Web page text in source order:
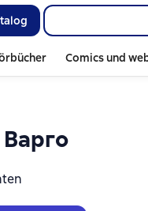
Comics und